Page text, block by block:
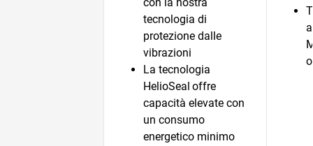
tecnologia di
protezione dalle
vibrazioni
La tecnologia
HelioSeal offre
capacità elevate con
un consumo
energetico minimo